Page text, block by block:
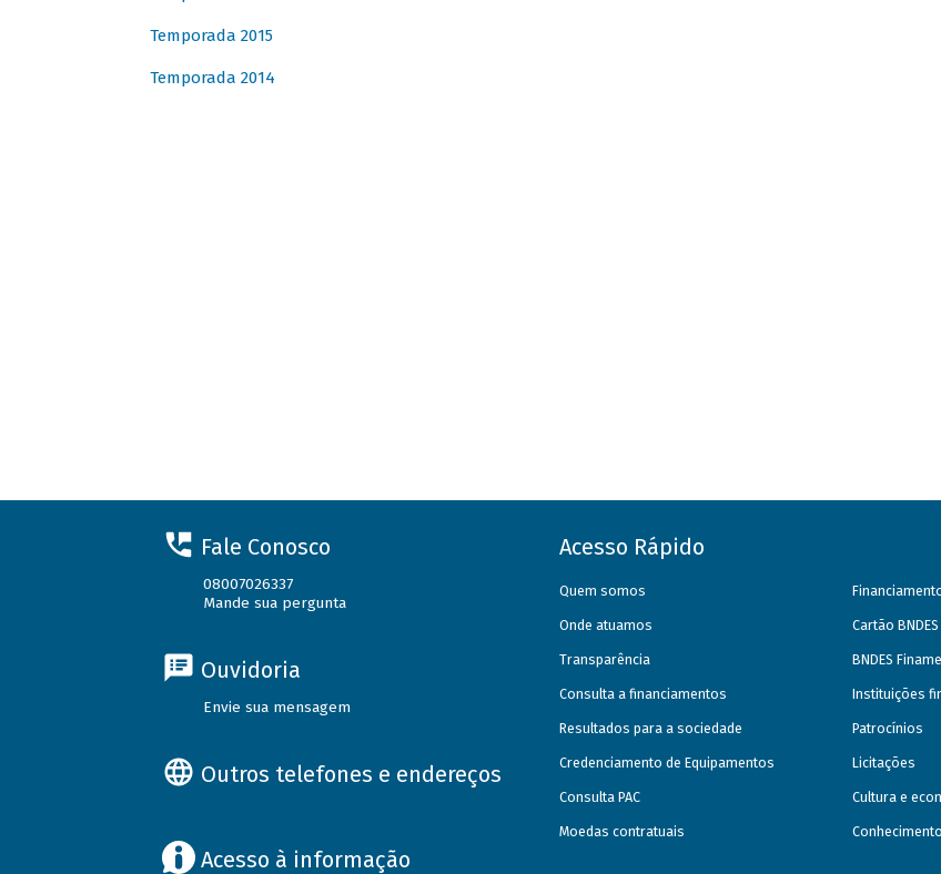
Temporada 2015
Temporada 2014
Fale Conosco
08007026337
Mande sua pergunta
Ouvidoria
Envie sua mensagem
Outros telefones e endereços
Acesso à informação
Acesso Rápido
Quem somos
Onde atuamos
Transparência
Consulta a financiamentos
Resultados para a sociedade
Credenciamento de Equipamentos
Consulta PAC
Moedas contratuais
Cartão BNDES
BNDES Finame
Instituições
Patrocínios
Licitações
Cultura e
Conhecimento